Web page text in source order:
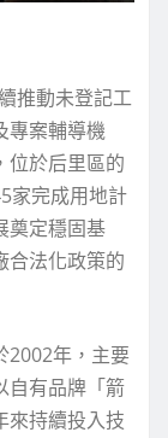
推動未登記工
專案輔導機
位於后里區的
家完成用地計
奠定穩固基
合法化政策的
2002年，主要
自有品牌「箭
來持續投入技